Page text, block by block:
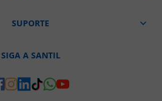
SUPORTE
SIGA A SANTIL